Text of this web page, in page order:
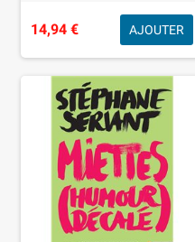
14,94 € AJOUTER